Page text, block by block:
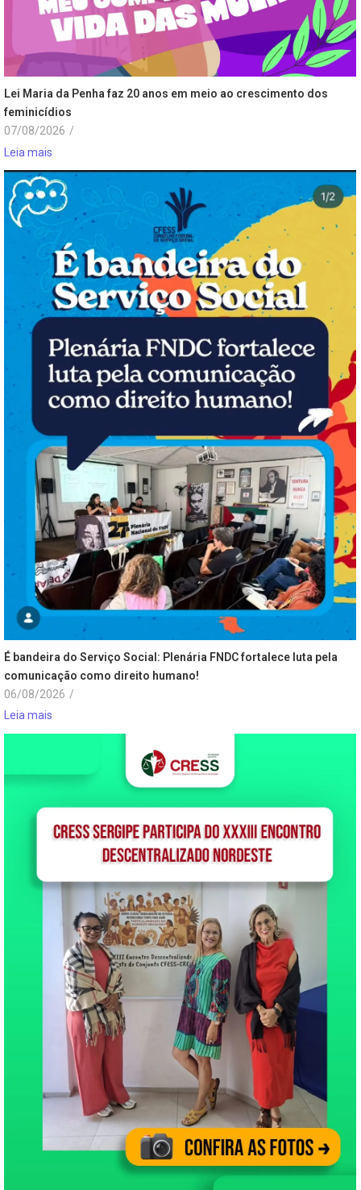
Lei Maria da Penha faz 20 anos em meio ao crescimento dos
feminicídios
07/08/2026 /
Leia mais
É bandeira do Serviço Social: Plenária FNDC fortalece luta pela
comunicação como direito humano!
06/08/2026 /
Leia mais